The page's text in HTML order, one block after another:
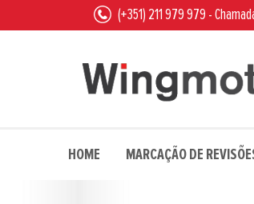
(+351) 211 979 979 -
HOME MARCAÇÃO DE